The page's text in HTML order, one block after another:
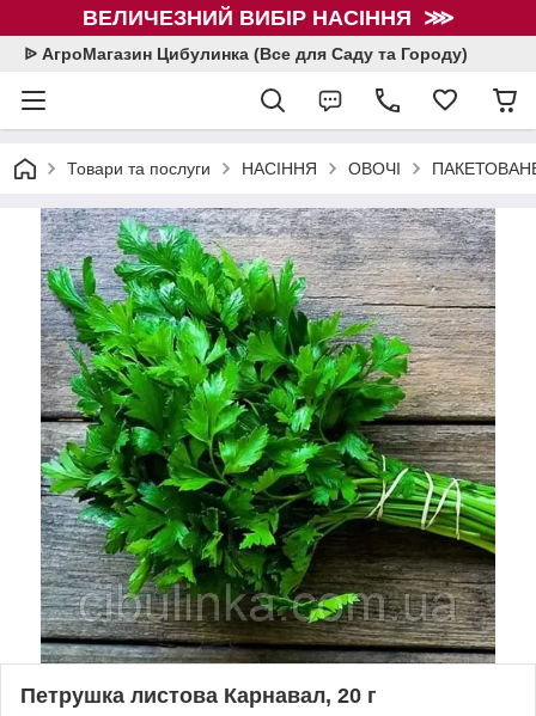
ВЕЛИЧЕЗНИЙ ВИБІР НАСІННЯ ⋙
ᐉ АгроМагазин Цибулинка (Все для Саду та Городу)
Товари та послуги НАСІННЯ ОВОЧІ
Петрушка листова Карнавал, 20 г